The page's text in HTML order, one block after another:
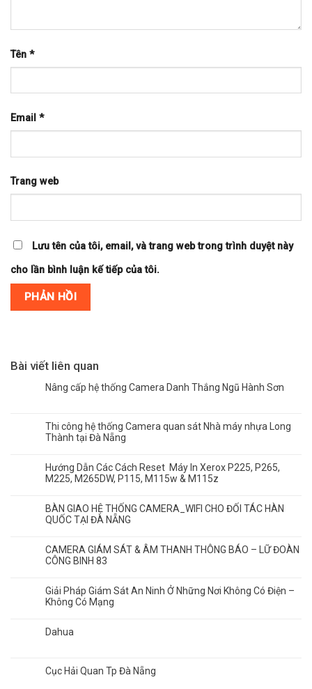
Tên *
Email *
Trang web
Lưu tên của tôi, email, và trang web trong trình duyệt này
cho lần bình luận kế tiếp của tôi.
Bài viết liên quan
Nâng cấp hệ thống Camera Danh Thắng Ngũ Hành Sơn
Thi công hệ thống Camera quan sát Nhà máy nhựa Long
Thành tại Đà Nẵng
Hướng Dẫn Các Cách Reset Máy In Xerox P225, P265,
M225, M265DW, P115, M115w & M115z
BÀN GIAO HỆ THỐNG CAMERA_WIFI CHO ĐỐI TÁC HÀN
QUỐC TẠI ĐÀ NẴNG
CAMERA GIÁM SÁT & ÂM THANH THÔNG BÁO – LỮ ĐOÀN
CÔNG BINH 83
Giải Pháp Giám Sát An Ninh Ở Những Nơi Không Có Điện –
Không Có Mạng
Dahua
Cục Hải Quan Tp Đà Nẵng